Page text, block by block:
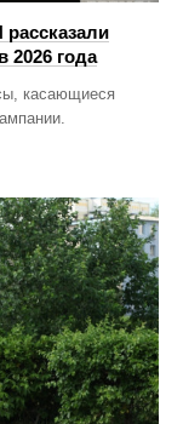
2026 года
касающиеся